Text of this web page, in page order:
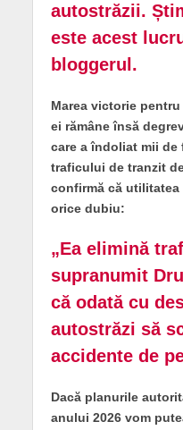
autostrăzii.
este acest
bloggerul.
Marea victorie
ei rămâne însă
care a îndoliat mii de
traficului de tranzit
confirmă că
orice dubiu:
„Ea elimină
supranumit
că odată cu
autostrăzi să
accidente de
Dacă planurile
anului 2026 vom